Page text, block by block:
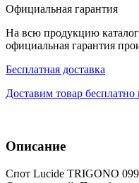
Официальная гарантия
На всю продукцию
официальная гарантия
Бесплатная доставка
Доставим товар
Описание
Спот Lucide TRIGONO